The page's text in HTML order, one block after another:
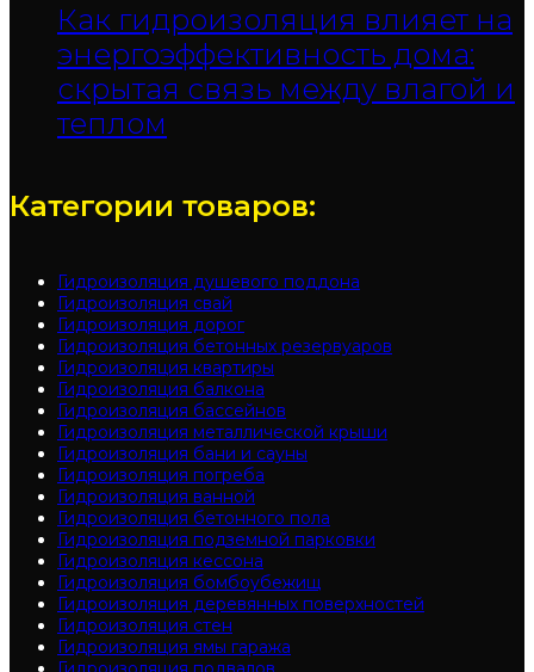
Как гидроизоляция влияет на
энергоэффективность дома:
скрытая связь между влагой и
теплом
Категории товаров:
Гидроизоляция душевого поддона
Гидроизоляция свай
Гидроизоляция дорог
Гидроизоляция бетонных резервуаров
Гидроизоляция квартиры
Гидроизоляция балкона
Гидроизоляция бассейнов
Гидроизоляция металлической крыши
Гидроизоляция бани и сауны
Гидроизоляция погреба
Гидроизоляция ванной
Гидроизоляция бетонного пола
Гидроизоляция подземной парковки
Гидроизоляция кессона
Гидроизоляция бомбоубежищ
Гидроизоляция деревянных поверхностей
Гидроизоляция стен
Гидроизоляция ямы гаража